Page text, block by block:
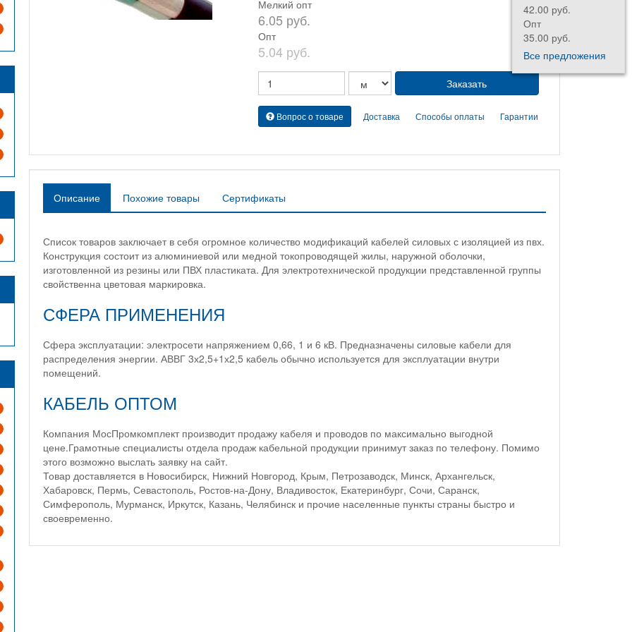
42.00 руб.
Опт
35.00 руб.
Все предложения
Мелкий опт
6.05 руб.
Опт
5.04 руб.
Вопрос о товаре Гарантии
Способы оплаты
Доставка
Описание Похожие товары Сертификаты
Список товаров заключает в себя огромное количество модификаций кабелей силовых с изоляцией из пвх.
Конструкция состоит из алюминиевой или медной токопроводящей жилы, наружной оболочки,
изготовленной из резины или ПВХ пластиката. Для электротехнической продукции представленной группы
свойственна цветовая маркировка.
СФЕРА ПРИМЕНЕНИЯ
Сфера эксплуатации: электросети напряжением 0,66, 1 и 6 кВ. Предназначены силовые кабели для
распределения энергии. АВВГ 3х2,5+1х2,5 кабель обычно используется для эксплуатации внутри
помещений.
КАБЕЛЬ ОПТОМ
Компания МосПромкомплект производит продажу кабеля и проводов по максимально выгодной
цене.Грамотные специалисты отдела продаж кабельной продукции принимут заказ по телефону. Помимо
этого возможно выслать заявку на сайт.
Товар доставляется в Новосибирск, Нижний Новгород, Крым, Петрозаводск, Минск, Архангельск,
Хабаровск, Пермь, Севастополь, Ростов-на-Дону, Владивосток, Екатеринбург, Сочи, Саранск,
Симферополь, Мурманск, Иркутск, Казань, Челябинск и прочие населенные пункты страны быстро и
своевременно.